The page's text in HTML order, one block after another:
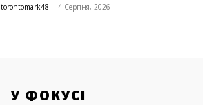
torontomark48 - 4 Серпня, 2026
У ФОКУСІ